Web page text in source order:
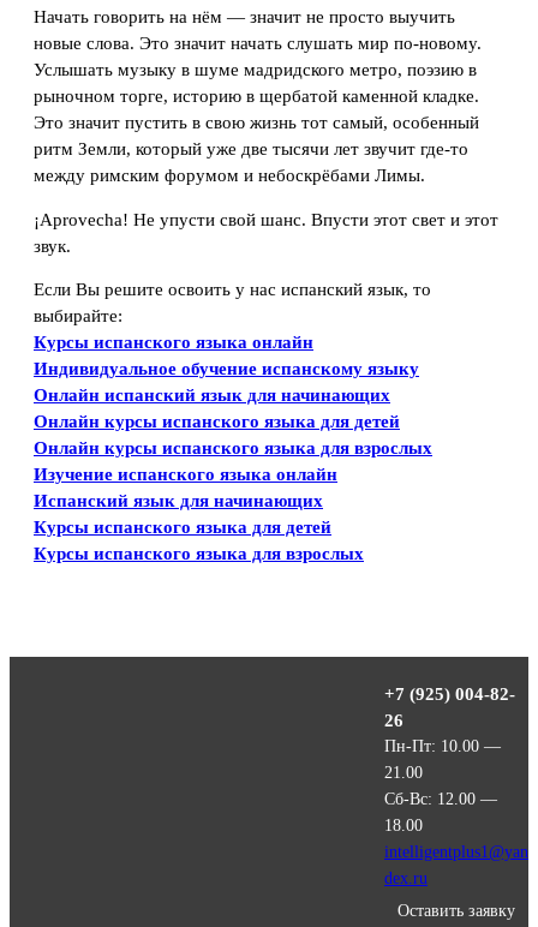
Начать говорить на нём — значит не просто выучить
новые слова. Это значит начать слушать мир по-новому.
Услышать музыку в шуме мадридского метро, поэзию в
рыночном торге, историю в щербатой каменной кладке.
Это значит пустить в свою жизнь тот самый, особенный
ритм Земли, который уже две тысячи лет звучит где-то
между римским форумом и небоскрёбами Лимы.
¡Aprovecha! Не упусти свой шанс. Впусти этот свет и этот
звук.
Если Вы решите освоить у нас испанский язык, то
выбирайте:
Курсы испанского языка онлайн
Индивидуальное обучение испанскому языку
Онлайн испанский язык для начинающих
Онлайн курсы испанского языка для детей
Онлайн курсы испанского языка для взрослых
Изучение испанского языка онлайн
Испанский язык для начинающих
Курсы испанского языка для детей
Курсы испанского языка для взрослых
+7 (925) 004-82-
26
Пн-Пт: 10.00 —
21.00
Сб-Вс: 12.00 —
18.00
intelligentplus1@yan
dex.ru
Оставить заявку